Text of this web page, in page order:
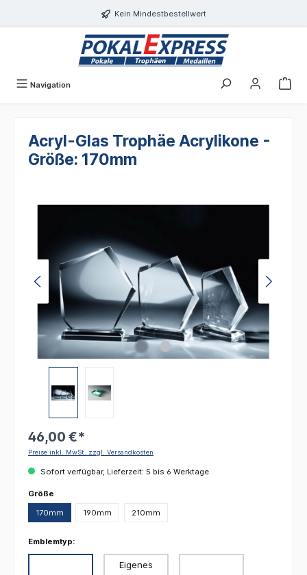
Kein Mindestbestellwert
Navigation
Acryl-Glas Trophäe Acrylikone -
Größe: 170mm
46,00 €*
Preise inkl. MwSt. zzgl. Versandkosten
Sofort verfügbar, Lieferzeit: 5 bis 6 Werktage
Größe
170mm 190mm 210mm
Emblemtyp:
Eigenes